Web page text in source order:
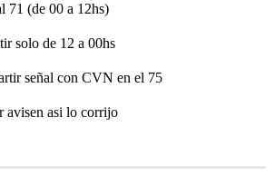
71 (de 00 a 12hs)
solo de 12 a 00hs
señal con CVN en el 75
avisen asi lo corrijo